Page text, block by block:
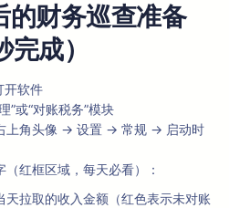
的财务巡查准备
成）
开软件
”或“对账税务”模块
上角头像 → 设置 → 常规 → 启动时
红框区域，每天必看）：
拉取的收入金额（红色表示未对账